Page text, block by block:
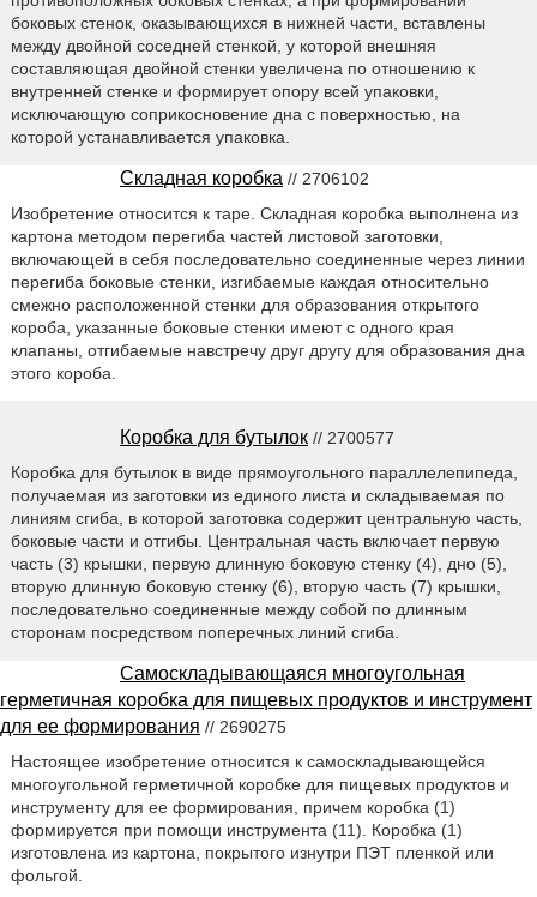
боковых стенок, оказывающихся в нижней части, вставлены
между двойной соседней стенкой, у которой внешняя
составляющая двойной стенки увеличена по отношению к
внутренней стенке и формирует опору всей упаковки,
исключающую соприкосновение дна с поверхностью, на
которой устанавливается упаковка.
Складная коробка // 2706102
Изобретение относится к таре. Складная коробка выполнена из
картона методом перегиба частей листовой заготовки,
включающей в себя последовательно соединенные через линии
перегиба боковые стенки, изгибаемые каждая относительно
смежно расположенной стенки для образования открытого
короба, указанные боковые стенки имеют с одного края
клапаны, отгибаемые навстречу друг другу для образования дна
этого короба.
Коробка для бутылок // 2700577
Коробка для бутылок в виде прямоугольного параллелепипеда,
получаемая из заготовки из единого листа и складываемая по
линиям сгиба, в которой заготовка содержит центральную часть,
боковые части и отгибы. Центральная часть включает первую
часть (3) крышки, первую длинную боковую стенку (4), дно (5),
вторую длинную боковую стенку (6), вторую часть (7) крышки,
последовательно соединенные между собой по длинным
сторонам посредством поперечных линий сгиба.
Самоскладывающаяся многоугольная
герметичная коробка для пищевых продуктов и инструмент
для ее формирования // 2690275
Настоящее изобретение относится к самоскладывающейся
многоугольной герметичной коробке для пищевых продуктов и
инструменту для ее формирования, причем коробка (1)
формируется при помощи инструмента (11). Коробка (1)
изготовлена из картона, покрытого изнутри ПЭТ пленкой или
фольгой.